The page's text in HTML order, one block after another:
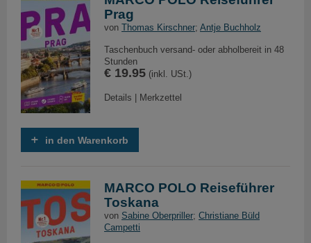
Prag
von Thomas Kirschner; Antje Buchholz
Taschenbuch versand- oder abholbereit in 48
Stunden
€ 19.95 (inkl. USt.)
Details Merkzettel
in den Warenkorb
MARCO POLO Reiseführer
Toskana
von Sabine Oberpriller; Christiane Büld
Campetti